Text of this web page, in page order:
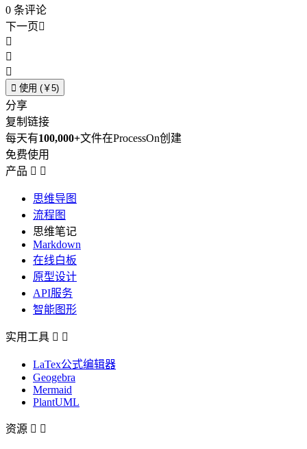
0 条评论
下一页



 使用 (￥5)
分享
复制链接
每天有100,000+文件在ProcessOn创建
免费使用
产品  
思维导图
流程图
思维笔记
Markdown
在线白板
原型设计
API服务
智能图形
实用工具  
LaTex公式编辑器
Geogebra
Mermaid
PlantUML
资源  